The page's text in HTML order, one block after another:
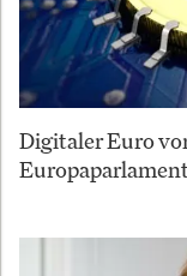
Digitaler Euro